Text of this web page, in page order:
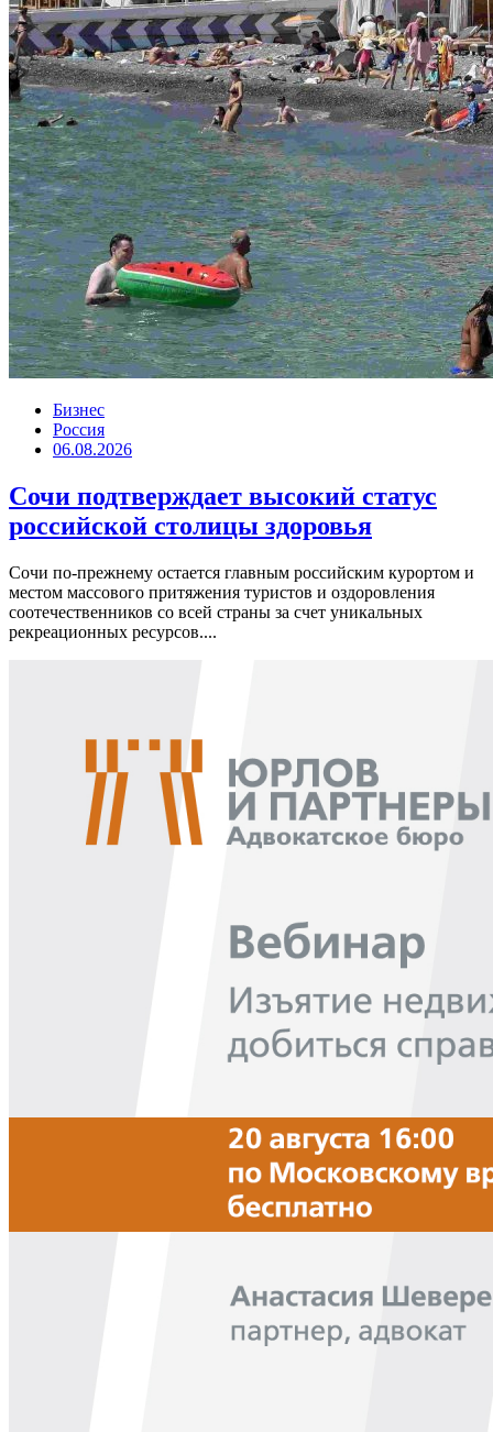
Бизнес
Россия
06.08.2026
Сочи подтверждает высокий статус
российской столицы здоровья
Сочи по-прежнему остается главным российским курортом и
местом массового притяжения туристов и оздоровления
соотечественников со всей страны за счет уникальных
рекреационных ресурсов....